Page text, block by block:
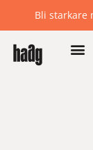
Bli starkare